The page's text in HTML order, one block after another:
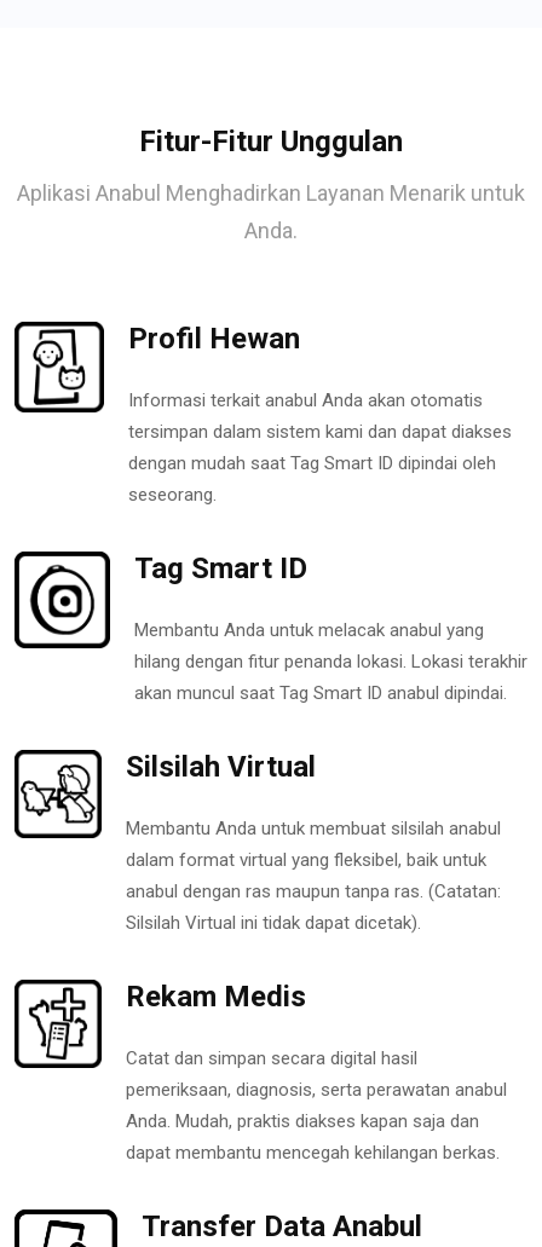
Fitur-Fitur Unggulan
Aplikasi Anabul Menghadirkan Layanan Menarik untuk
Anda.
Profil Hewan
Informasi terkait anabul Anda akan otomatis
tersimpan dalam sistem kami dan dapat diakses
dengan mudah saat Tag Smart ID dipindai oleh
seseorang.
Tag Smart ID
Membantu Anda untuk melacak anabul yang
hilang dengan fitur penanda lokasi. Lokasi terakhir
akan muncul saat Tag Smart ID anabul dipindai.
Silsilah Virtual
Membantu Anda untuk membuat silsilah anabul
dalam format virtual yang fleksibel, baik untuk
anabul dengan ras maupun tanpa ras. (Catatan:
Silsilah Virtual ini tidak dapat dicetak).
Rekam Medis
Catat dan simpan secara digital hasil
pemeriksaan, diagnosis, serta perawatan anabul
Anda. Mudah, praktis diakses kapan saja dan
dapat membantu mencegah kehilangan berkas.
Transfer Data Anabul